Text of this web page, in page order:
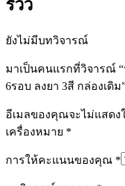
3สี
เดิม
ชิ้น
รีวิว
ยังไม่มีบทวิจารณ์
มาเป็นคนแรกที่วิจารณ์
6รอบ ลงยา 3สี กล่องเดิม
อีเมลของคุณจะไม่แสดง
เครื่องหมาย *
การให้คะแนนของคุณ *